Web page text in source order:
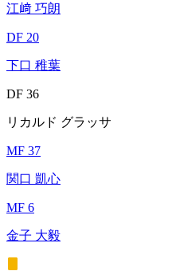
江﨑 巧朗
DF 20
下口 稚葉
DF 36
リカルド グラッサ
MF 37
関口 凱心
MF 6
金子 大毅